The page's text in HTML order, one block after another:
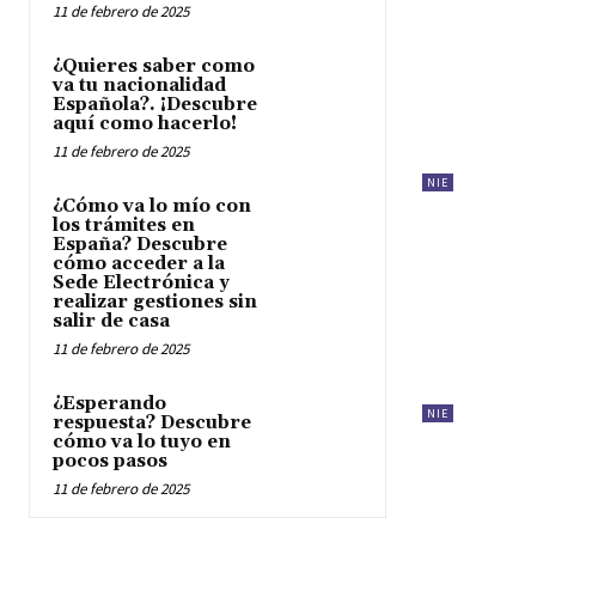
11 de febrero de 2025
¿Quieres saber como
va tu nacionalidad
Española?. ¡Descubre
aquí como hacerlo!
11 de febrero de 2025
¿Cómo va lo mío con
los trámites en
España? Descubre
cómo acceder a la
Sede Electrónica y
realizar gestiones sin
salir de casa
11 de febrero de 2025
¿Esperando
respuesta? Descubre
cómo va lo tuyo en
pocos pasos
11 de febrero de 2025
NIE
NIE